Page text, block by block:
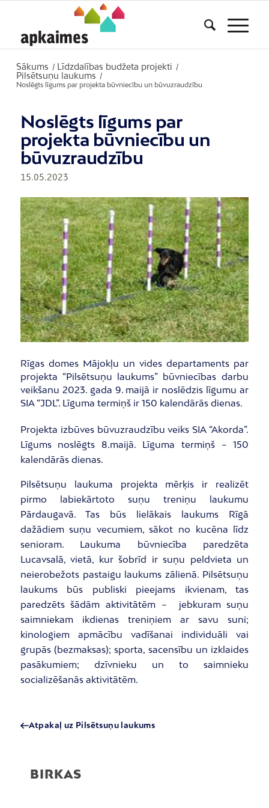
Sākums / Līdzdalības budžeta projekti /
Pilsētsuņu laukums
/
Noslēgts līgums par projekta būvniecību un būvuzraudzību
Noslēgts līgums par
projekta būvniecību un
būvuzraudzību
15.05.2023
Rīgas domes Mājokļu un vides departaments par
projekta “Pilsētsuņu laukums” būvniecības darbu
veikšanu 2023. gada 9. maijā ir noslēdzis līgumu ar
SIA “JDL”. Līguma termiņš ir 150 kalendārās dienas.
Projekta izbūves būvuzraudzību veiks SIA “Akorda”.
Līgums noslēgts 8.maijā. Līguma termiņš – 150
kalendārās dienas.
Pilsētsuņu laukuma projekta mērķis ir realizēt
pirmo labiekārtoto suņu treniņu laukumu
Pārdaugavā. Tas būs lielākais laukums Rīgā
dažādiem suņu vecumiem, sākot no kucēna līdz
senioram. Laukuma būvniecība paredzēta
Lucavsalā, vietā, kur šobrīd ir suņu peldvieta un
neierobežots pastaigu laukums zālienā. Pilsētsuņu
laukums būs publiski pieejams ikvienam, tas
paredzēts šādām aktivitātēm – jebkuram suņu
saimniekam ikdienas treniņiem ar savu suni;
kinologiem apmācību vadīšanai individuāli vai
grupās (bezmaksas); sporta, sacensību un izklaides
pasākumiem; dzīvnieku un to saimnieku
socializēšanās aktivitātēm.
Atpakaļ uz Pilsētsuņu laukums
BIRKAS